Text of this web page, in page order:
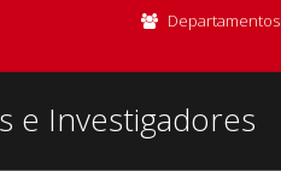
Departamentos
e Investigadores